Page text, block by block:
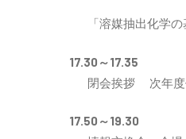
「溶媒抽出化学
17.30～17.35
閉会挨拶 次年度
17.50～19.30